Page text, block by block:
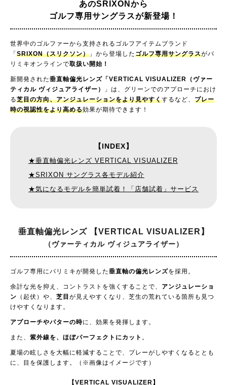
あのSRIXONから
ゴルフ専用サングラスが新登場！
世界中のゴルファーから支持されるゴルフアイテムブランド
「 SRIXON（スリクソン） 」から登場したゴルフ専用サングラスがパ
リミキオンラインで取扱い開始！
新開発された垂直軸偏光レンズ「VERTICAL VISUALIZER（ヴァー
ティカル ヴィジュアライザー）
」は、グリーンでのアプローチにおけ
る芝目の方向、アンジュレーションをより見やすくするなど、 プレー
時の視認性をより高める効果が期待できます！
【INDEX】
★垂直軸偏光レンズ VERTICAL VISUALIZER
★SRIXON サングラス各モデル紹介
★気になるモデルを簡単試着！「店舗試着」サービス
垂直軸偏光レンズ 【VERTICAL VISUALIZER】
（ヴァーティカル ヴィジュアライザー）
ゴルフ専用にパリミキが開発した垂直軸の偏光レンズを採用。
余計な光を抑え、コントラストを強くすることで、 アンジュレーショ
ン （起伏）や、 芝目 が見えやすくなり、芝生の荒れている箇所も見つ
けやすくなります。
アプローチやパターの時に、効果を発揮します。
また、 紫外線を、ほぼパーフェクトにカット 。
夏場の眩しさを大幅に軽減することで、プレーがしやすくなるととも
に、目を保護します。（※画像はイメージです）
【VERTICAL VISUALIZER】